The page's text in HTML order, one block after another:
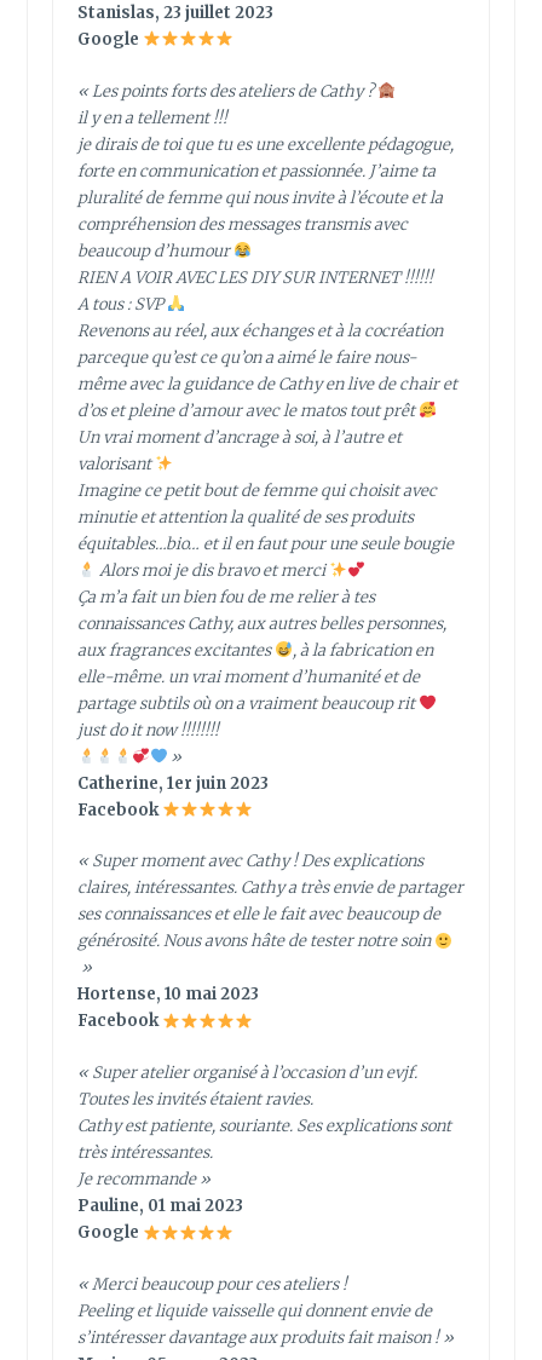
Stanislas, 23 juillet 2023
Google
« Les points forts des ateliers de Cathy ?
il y en a tellement !!!
je dirais de toi que tu es une excellente pédagogue,
forte en communication et passionnée. J’aime ta
pluralité de femme qui nous invite à l’écoute et la
compréhension des messages transmis avec
beaucoup d’humour
RIEN A VOIR AVEC LES DIY SUR INTERNET !!!!!!
A tous : SVP
Revenons au réel, aux échanges et à la cocréation
parceque qu’est ce qu’on a aimé le faire nous-
même avec la guidance de Cathy en live de chair et
d’os et pleine d’amour avec le matos tout prêt
Un vrai moment d’ancrage à soi, à l’autre et
valorisant
Imagine ce petit bout de femme qui choisit avec
minutie et attention la qualité de ses produits
équitables…bio… et il en faut pour une seule bougie
Alors moi je dis bravo et merci
Ça m’a fait un bien fou de me relier à tes
connaissances Cathy, aux autres belles personnes,
aux fragrances excitantes
, à la fabrication en
elle-même. un vrai moment d’humanité et de
partage subtils où on a vraiment beaucoup rit
just do it now !!!!!!!!
»
Catherine, 1er juin 2023
Facebook
« Super moment avec Cathy ! Des explications
claires, intéressantes. Cathy a très envie de partager
ses connaissances et elle le fait avec beaucoup de
générosité. Nous avons hâte de tester notre soin
»
Hortense, 10 mai 2023
Facebook
« Super atelier organisé à l’occasion d’un evjf.
Toutes les invités étaient ravies.
Cathy est patiente, souriante. Ses explications sont
très intéressantes.
Je recommande »
Pauline, 01 mai 2023
Google
« Merci beaucoup pour ces ateliers !
Peeling et liquide vaisselle qui donnent envie de
s’intéresser davantage aux produits fait maison ! »